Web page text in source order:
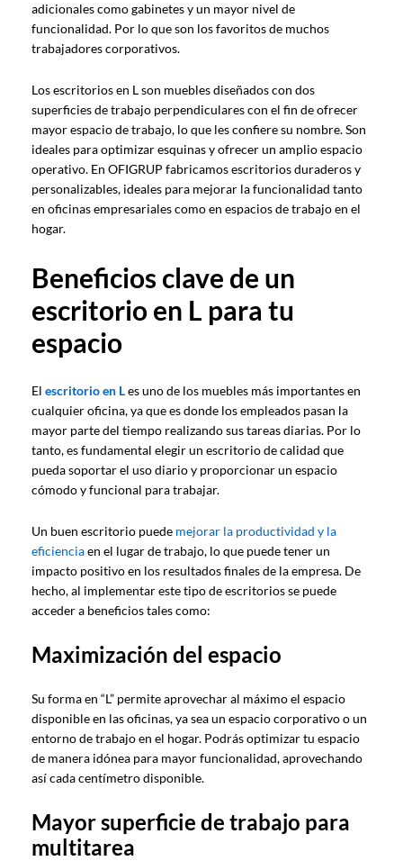
adicionales como gabinetes y un mayor nivel de
funcionalidad. Por lo que son los favoritos de muchos
trabajadores corporativos.
Los escritorios en L son muebles diseñados con dos
superficies de trabajo perpendiculares con el fin de ofrecer
mayor espacio de trabajo, lo que les confiere su nombre. Son
ideales para optimizar esquinas y ofrecer un amplio espacio
operativo. En OFIGRUP fabricamos escritorios duraderos y
personalizables, ideales para mejorar la funcionalidad tanto
en oficinas empresariales como en espacios de trabajo en el
hogar.
Beneficios clave de un
escritorio en L para tu
espacio
El escritorio en Les uno de los muebles más importantes en
cualquier oficina, ya que es donde los empleados pasan la
mayor parte del tiempo realizando sus tareas diarias. Por lo
tanto, es fundamental elegir un escritorio de calidad que
pueda soportar el uso diario y proporcionar un espacio
cómodo y funcional para trabajar.
Un buen escritorio puede mejorar la productividad y la
eficienciaen el lugar de trabajo, lo que puede tener un
impacto positivo en los resultados finales de la empresa. De
hecho, al implementar este tipo de escritorios se puede
acceder a beneficios tales como:
Maximización del espacio
Su forma en “L” permite aprovechar al máximo el espacio
disponible en las oficinas, ya sea un espacio corporativo o un
entorno de trabajo en el hogar. Podrás optimizar tu espacio
de manera idónea para mayor funcionalidad, aprovechando
así cada centímetro disponible.
Mayor superficie de trabajo para
multitarea